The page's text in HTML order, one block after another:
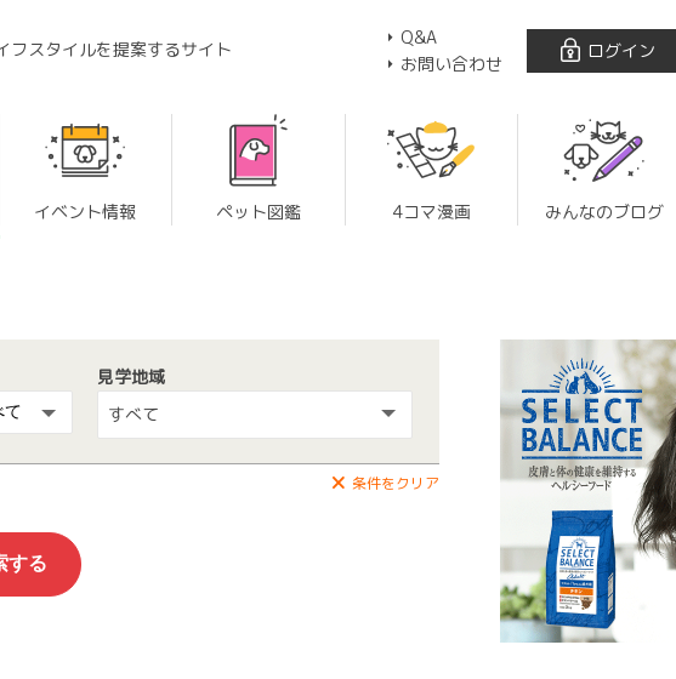
フスタイルを提案するサイト
Q&A
お問い合わせ
ログイン
イベント情報 ペット図鑑 4コマ漫画 みんなのブログ
見学地域
すべて
条件をクリア